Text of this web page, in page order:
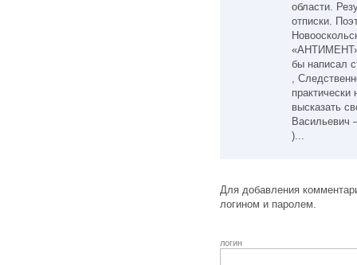
области.
отписки.
«АНТИМЕНТ».
бы написал
,
высказать
Васильевич
)...
Для добавления
логином и паролем.
логин